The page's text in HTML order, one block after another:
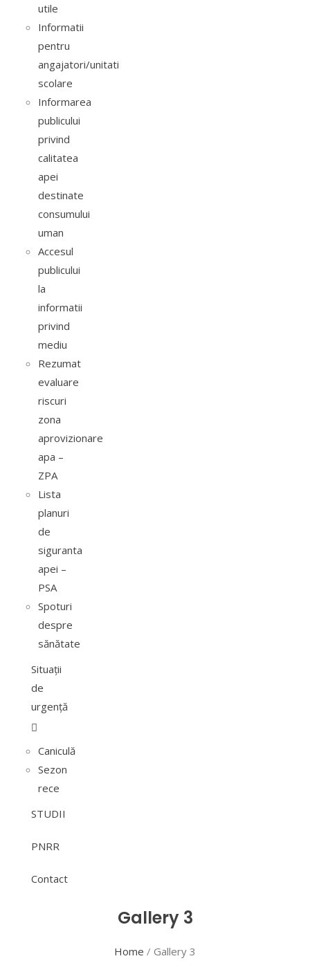
utile
Informatii
pentru
angajatori/unitati
scolare
Informarea
publicului
privind
calitatea
apei
destinate
consumului
uman
Accesul
publicului
la
informatii
privind
mediu
Rezumat
evaluare
riscuri
zona
aprovizionare
apa –
ZPA
Lista
planuri
de
siguranta
apei –
PSA
Spoturi
despre
sănătate
Situații
de
urgență
Caniculă
Sezon
rece
STUDII
PNRR
Contact
Gallery 3
Home / Gallery 3